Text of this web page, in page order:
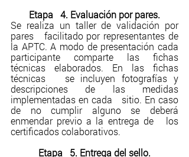
Etapa   4. Evaluación por pares.
Se realiza un taller de validación por
pares   facilitado por representantes de
la APTC. A modo de presentación cada
participante comparte las fichas
técnicas elaborados. En las fichas
técnicas   se incluyen fotografías y
descripciones de las medidas
implementadas en cada   sitio. En caso
de no cumplir alguno se deberá
enmendar previo a la entrega de   los
certificados colaborativos.
Etapa   5. Entrega del sello.